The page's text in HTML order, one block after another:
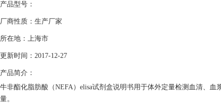
产品型号：
厂商性质：生产厂家
所在地：上海市
更新时间：2017-12-27
产品简介：
牛非酯化脂肪酸（NEFA）elisa试剂盒说明书用于体外定量检测血清、
量。